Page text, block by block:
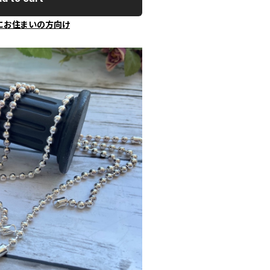
お住まいの方向け